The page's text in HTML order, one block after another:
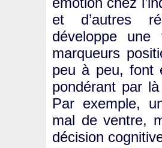
et d’autres
développe une
marqueurs
peu à peu, font
pondérant par
Par exemple,
mal de ventre,
décision